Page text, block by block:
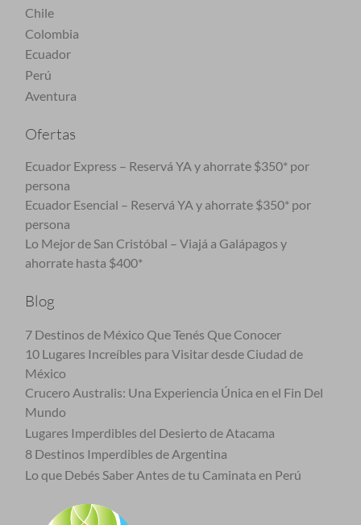
Chile
Colombia
Ecuador
Perú
Aventura
Ofertas
Ecuador Express – Reservá YA y ahorrate $350* por
persona
Ecuador Esencial – Reservá YA y ahorrate $350* por
persona
Lo Mejor de San Cristóbal – Viajá a Galápagos y
ahorrate hasta $400*
Blog
7 Destinos de México Que Tenés Que Conocer
10 Lugares Increíbles para Visitar desde Ciudad de
México
Crucero Australis: Una Experiencia Única en el Fin Del
Mundo
Lugares Imperdibles del Desierto de Atacama
8 Destinos Imperdibles de Argentina
Lo que Debés Saber Antes de tu Caminata en Perú